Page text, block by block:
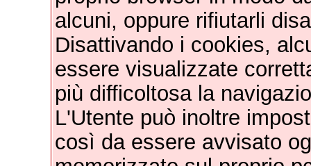
alcuni, oppure rifiutarli
Disattivando i cookies,
essere visualizzate
più difficoltosa la
L'Utente può inoltre
così da essere avvisato